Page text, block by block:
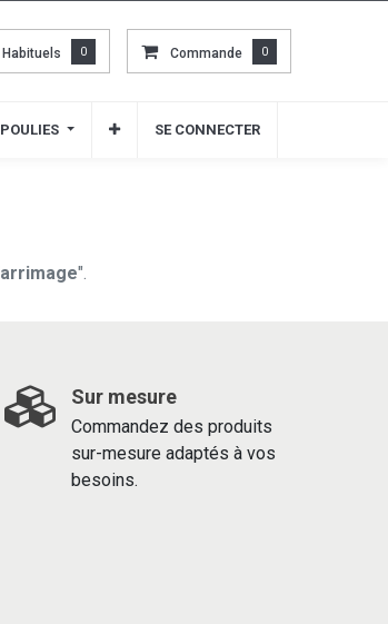
0 Commande 0
SE CONNECTER
0 Commande 0
SE CONNECTER
".
Sur mesure
Commandez des produits
sur-mesure adaptés à vos
besoins.